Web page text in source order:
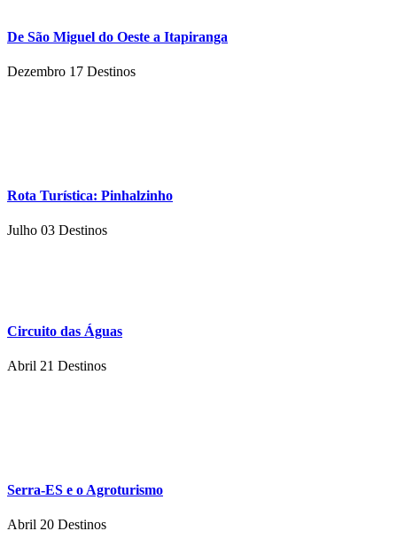
De São Miguel do Oeste a Itapiranga
Dezembro 17 Destinos
Rota Turística: Pinhalzinho
Julho 03 Destinos
Circuito das Águas
Abril 21 Destinos
Serra-ES e o Agroturismo
Abril 20 Destinos